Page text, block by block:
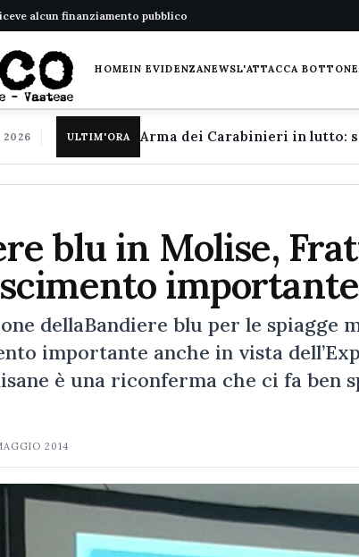
alcun finanziamento pubblico
HOMEIN EVIDENZANEWSL'ATTACCA BOTTONE
2026 ULTIM'ORA
blu in Molise,
importante
dellaBandiere blu per le spiagge
importante anche in vista
è una riconferma che ci fa ben
2014